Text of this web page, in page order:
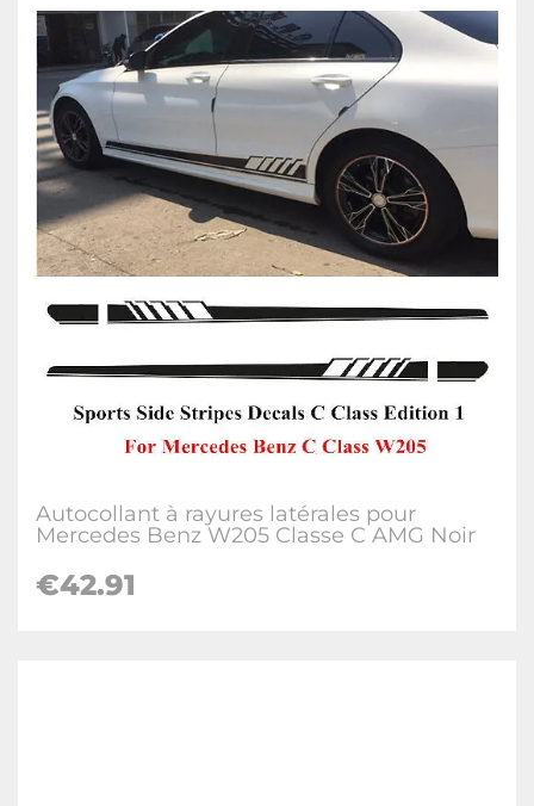
Autocollant à rayures latérales pour
Mercedes Benz W205 Classe C AMG Noir
€42.91